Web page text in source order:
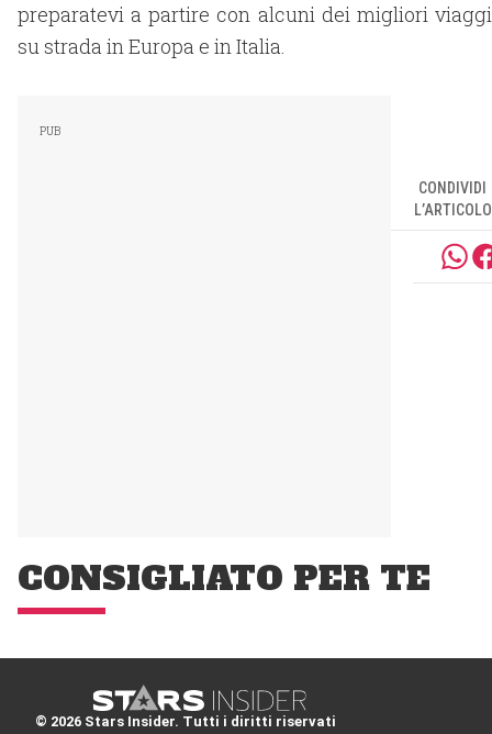
preparatevi a partire con alcuni dei migliori viaggi
su strada in Europa e in Italia.
CONDIVIDI
L’ARTICOLO
CONSIGLIATO PER TE
© 2026 Stars Insider. Tutti i diritti riservati